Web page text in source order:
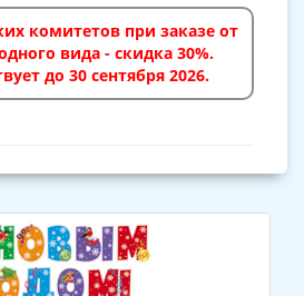
комитетов при заказе от
вида - скидка 30%.
до 30 сентября 2026.